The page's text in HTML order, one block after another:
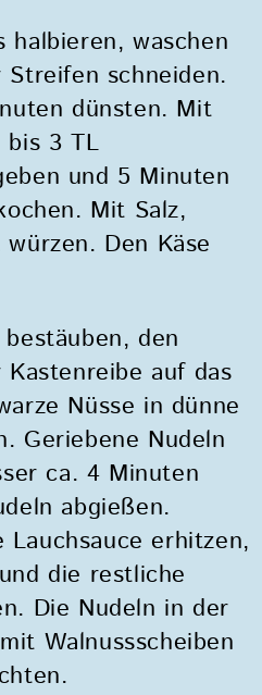
halbieren, waschen
schneiden.
dünsten. Mit
bis 3 TL
und 5 Minuten
Mit Salz,
Den Käse
den
auf das
Nüsse in dünne
Geriebene Nudeln
ca. 4 Minuten
abgießen.
Lauchsauce erhitzen,
die restliche
Die Nudeln in der
Walnussscheiben